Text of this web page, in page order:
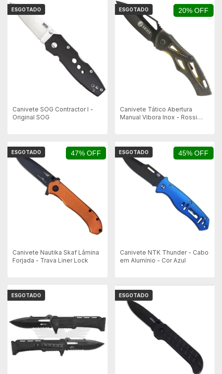
ESGOTADO
Canivete SOG Contractor I -
Original SOG
20% OFF
ESGOTADO
Canivete Tático Abertura
Manual Vibora Inox - Rossi
47% OFF
ESGOTADO
Canivete Nautika Skaf Lâmina
Forjada - Trava Liner Lock
45% OFF
ESGOTADO
Canivete NTK Thunder - Cabo
em Alumínio - Cor Azul
ESGOTADO ESGOTADO